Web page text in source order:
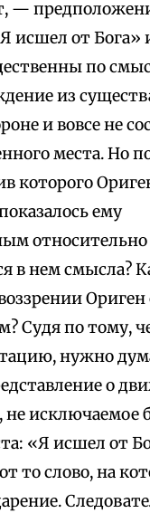
—
исшел от Бога»
по
из
и вовсе не
места. Но
которого
ему
в нем смысла?
Ориген
Судя по тому,
нужно
о
не исключаемое
«Я исшел от
то слово, на